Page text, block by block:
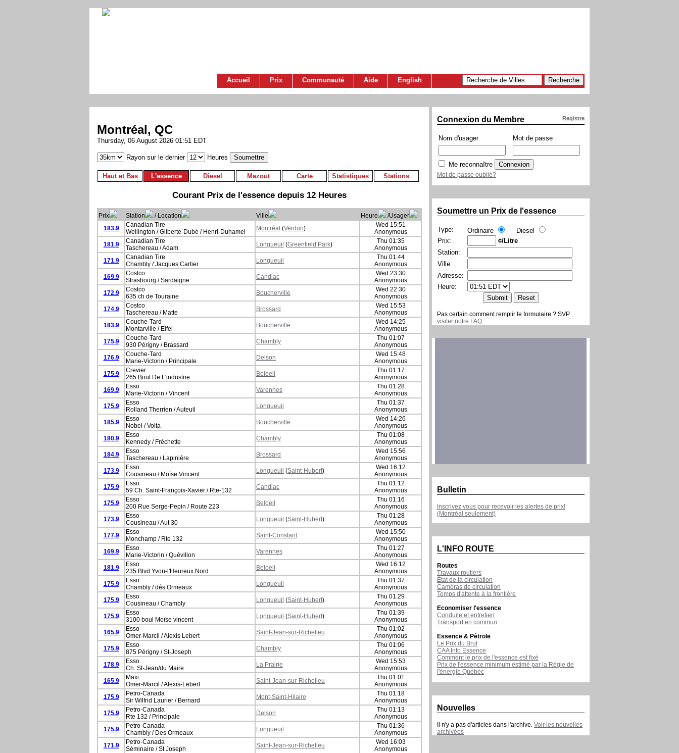
Accueil Prix Communauté Aide English
Montréal, QC
Thursday, 06 August 2026 01:51 EDT
Rayon sur le dernier Heures
Haut et Bas L'essence Diesel Mazout Carte Statistiques Stations
Courant Prix de l'essence depuis 12 Heures
Prix Station / Location Ville Heure
/Usager
183.9
Canadian Tire
Wellington / Gilberte-Dubé / Henri-Duhamel
Montréal (Verdun)
Wed 15:51
Anonymous
181.9
Canadian Tire
Taschereau / Adam
Longueuil (Greenfield Park)
Thu 01:35
Anonymous
171.9
Canadian Tire
Chambly / Jacques Cartier
Longueuil
Thu 01:44
Anonymous
169.9
Costco
Strasbourg / Sardaigne
Candiac
Wed 23:30
Anonymous
172.9
Costco
635 ch de Touraine
Boucherville
Wed 22:30
Anonymous
174.9
Costco
Taschereau / Matte
Brossard
Wed 15:53
Anonymous
183.9
Couche-Tard
Montarville / Eifel
Boucherville
Wed 14:25
Anonymous
175.9
Couche-Tard
930 Périgny / Brassard
Chambly
Thu 01:07
Anonymous
176.9
Couche-Tard
Marie-Victorin / Principale
Delson
Wed 15:48
Anonymous
175.9
Crevier
265 Boul De L'industrie
Beloeil
Thu 01:17
Anonymous
169.9
Esso
Marie-Victorin / Vincent
Varennes
Thu 01:28
Anonymous
175.9
Esso
Rolland Therrien / Auteuil
Longueuil
Thu 01:37
Anonymous
185.9
Esso
Nobel / Volta
Boucherville
Wed 14:26
Anonymous
180.9
Esso
Kennedy / Fréchette
Chambly
Thu 01:08
Anonymous
184.9
Esso
Taschereau / Lapiniére
Brossard
Wed 15:56
Anonymous
173.9
Esso
Cousineau / Moïse Vincent
Longueuil (Saint-Hubert)
Wed 16:12
Anonymous
175.9
Esso
59 Ch. Saint-François-Xavier / Rte-132
Candiac
Thu 01:12
Anonymous
175.9
Esso
200 Rue Serge-Pepin / Route 223
Beloeil
Thu 01:16
Anonymous
173.9
Esso
Cousineau / Aut 30
Longueuil (Saint-Hubert)
Thu 01:28
Anonymous
177.9
Esso
Monchamp / Rte 132
Saint-Constant
Wed 15:50
Anonymous
169.9
Esso
Marie-Victorin / Quévillon
Varennes
Thu 01:27
Anonymous
181.9
Esso
235 Blvd Yvon-l'Heureux Nord
Beloeil
Wed 16:12
Anonymous
175.9
Esso
Chambly / dés Ormeaux
Longueuil
Thu 01:37
Anonymous
175.9
Esso
Cousineau / Chambly
Longueuil (Saint-Hubert)
Thu 01:29
Anonymous
175.9
Esso
3100 boul Moïse vincent
Longueuil (Saint-Hubert)
Thu 01:39
Anonymous
165.9
Esso
Omer-Marcil / Alexis Lebert
Saint-Jean-sur-Richelieu
Thu 01:02
Anonymous
175.9
Esso
875 Périgny / St-Joseph
Chambly
Thu 01:06
Anonymous
178.9
Esso
Ch. St-Jean/du Maire
La Prairie
Wed 15:53
Anonymous
165.9
Maxi
Omer-Marcil / Alexis-Lebert
Saint-Jean-sur-Richelieu
Thu 01:01
Anonymous
175.9
Petro-Canada
Sir Wilfrid Laurier / Bernard
Mont-Saint-Hilaire
Thu 01:18
Anonymous
175.9
Petro-Canada
Rte 132 / Principale
Delson
Thu 01:13
Anonymous
175.9
Petro-Canada
Chambly / Des Ormeaux
Longueuil
Thu 01:36
Anonymous
171.9
Petro-Canada
Séminaire / St Joseph
Saint-Jean-sur-Richelieu
Wed 16:03
Anonymous
Registre
Connexion du Membre
Nom d'usager Mot de passe
Me reconnaître
Mot de passe oublié?
Soumettre un Prix de l'essence
Type: Ordinaire
Diesel
Prix:
¢/Litre
Station:
Ville:
Adresse:
Heure:
Pas certain comment remplir le formulaire ? SVP
visiter notre FAQ
Bulletin
Inscrivez vous pour recevoir les alertes de prix!
(Montréal seulement)
L'INFO ROUTE
Routes
Travaux routiers
État de la circulation
Caméras de circulation
Temps d'attente à la frontière
Economiser l'essence
Conduite et entretien
Transport en commun
Essence & Pétrole
Le Prix du Brut
CAA Info Essence
Comment le prix de l'essence est fixé
Prix de l'essence minimum estimé par la Régie de
l'énergie Québec
Nouvelles
Il n'y a pas d'articles dans l'archive. Voir les nouvelles
archivées